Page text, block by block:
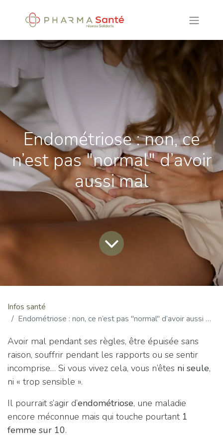
Endométriose : non, ce
n’est pas "normal" d’avoir
aussi mal
Infos santé
Endométriose : non, ce n’est pas "normal" d’avoir aussi mal
Avoir mal pendant ses règles, être épuisée sans
raison, souffrir pendant les rapports ou se sentir
incomprise… Si vous vivez cela, vous n’êtes ni seule,
ni « trop sensible ».
Il pourrait s’agir d’endométriose, une maladie
encore méconnue mais qui touche pourtant 1
femme sur 10.